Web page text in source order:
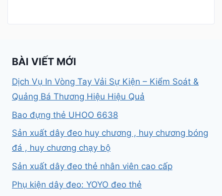
BÀI VIẾT MỚI
Dịch Vụ In Vòng Tay Vải Sự Kiện – Kiểm Soát &
Quảng Bá Thương Hiệu Hiệu Quả
Bao đựng thẻ UHOO 6638
Sản xuất dây đeo huy chương , huy chương bóng
đá , huy chương chạy bộ
Sản xuất dây đeo thẻ nhân viên cao cấp
Phụ kiện dây đeo: YOYO đeo thẻ